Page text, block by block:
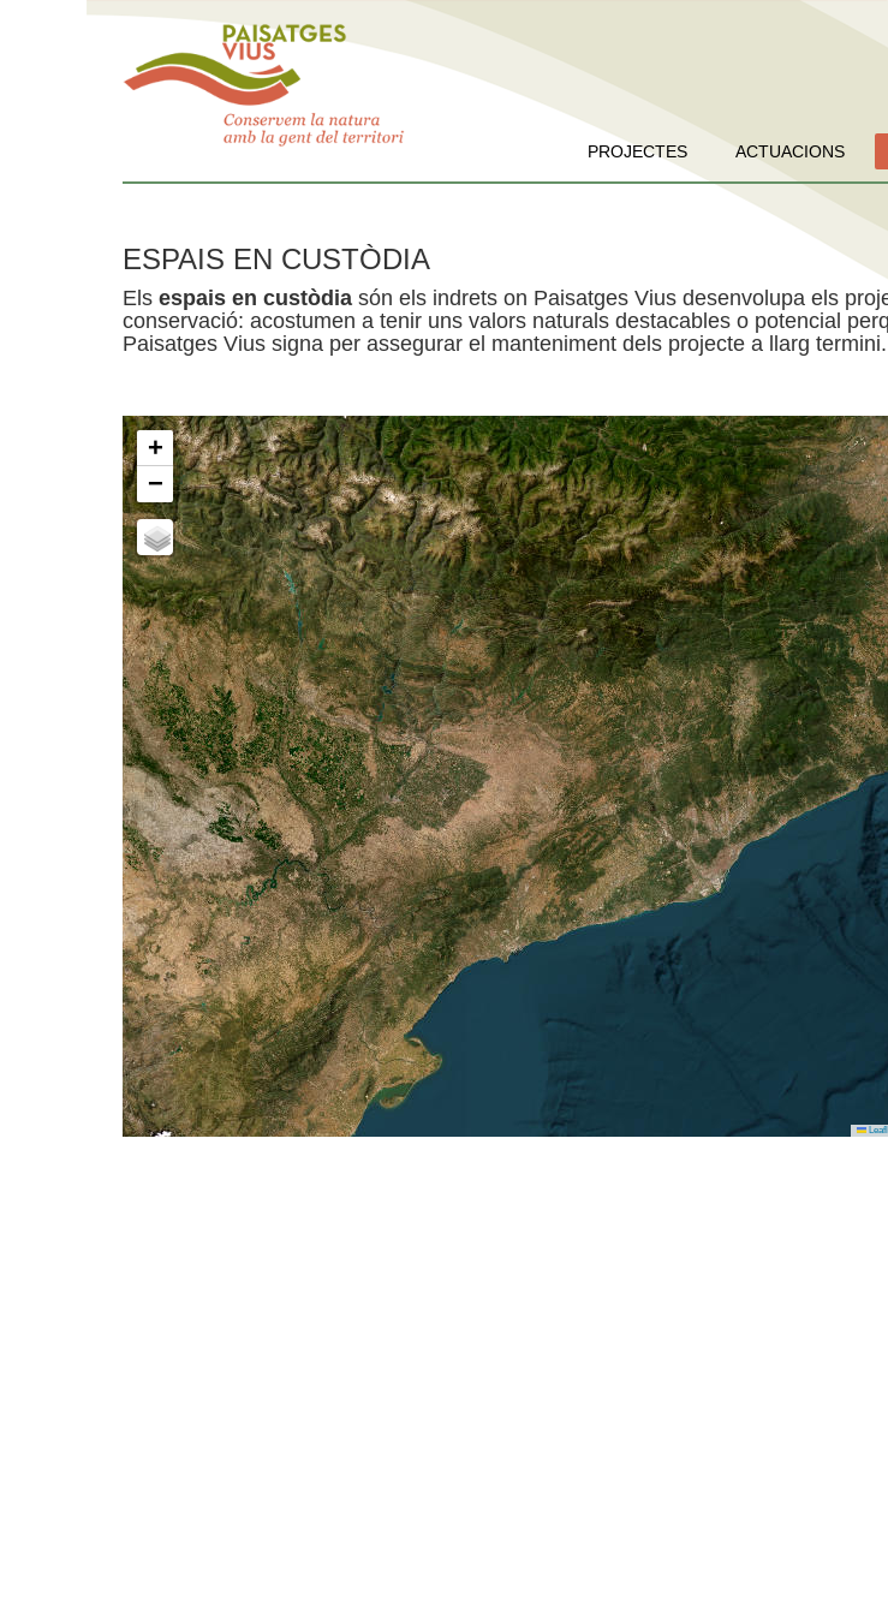
PROJECTES ACTUACIONS
ESPAIS EN CUSTÒDIA
Els espais en custòdia són els indrets on Paisatges Vius desenvolupa els
conservació: acostumen a tenir uns valors naturals destacables o potencial
Paisatges Vius signa per assegurar el manteniment dels projecte a llarg termini.
+
−